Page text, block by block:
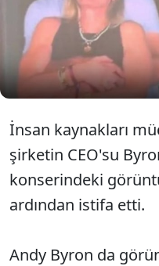
samimi
dünya
ortaya çıktı.
İnsan kaynakları
şirketin CEO'su
konserindeki
ardından istifa etti.
Andy Byron da